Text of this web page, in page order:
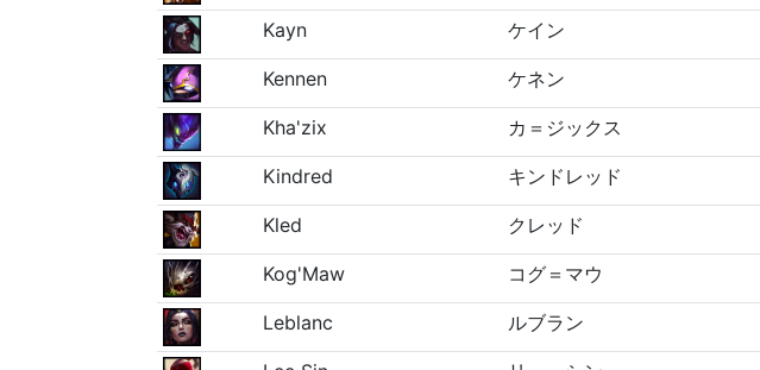
Kayn ケイン
Kennen ケネン
Kha'zix カ＝ジックス
Kindred キンドレッド
Kled クレッド
Kog'Maw コグ＝マウ
Leblanc ルブラン